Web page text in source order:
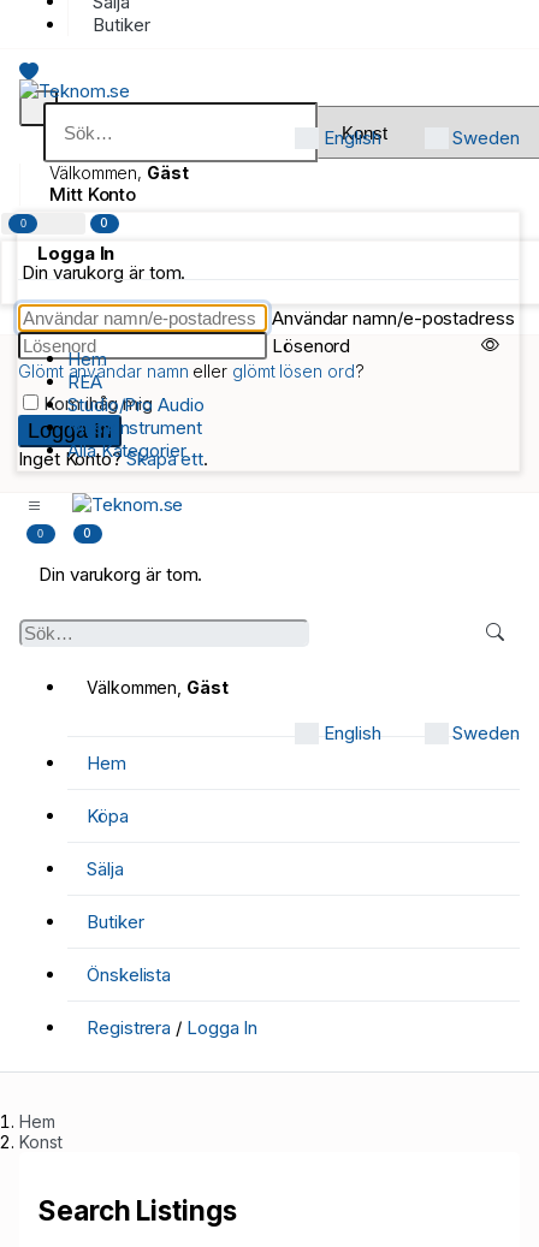
Butiker
English Sweden
Välkommen, Gäst
Mitt Konto
Logga In
Användar namn/e-postadress
Lösenord
Glömt användar namn eller glömt lösen ord?
Kom ihåg mig
Inget Konto?Skapa ett.
0 0
Din varukorg är tom.
Hem
REA
Studio/Pro Audio
Musikinstrument
Alla Kategorier
0 0
Din varukorg är tom.
Välkommen, Gäst
English
Sweden
Hem
Köpa
Sälja
Butiker
Önskelista
Registrera / Logga In
Hem
Konst
Search Listings